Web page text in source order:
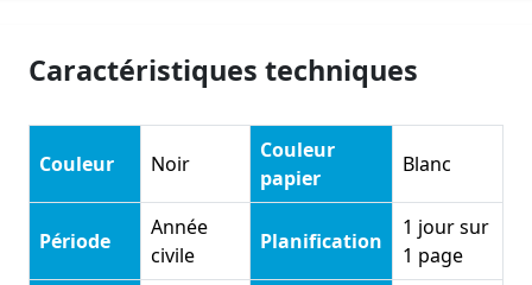
Caractéristiques techniques
Couleur Noir
Couleur
papier
Blanc
Période
Année
civile
Planification
1 jour sur
1 page